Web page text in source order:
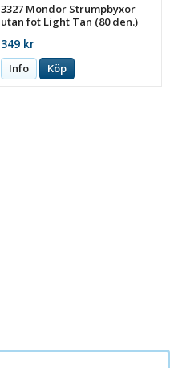
3327 Mondor Strumpbyxor
utan fot Light Tan (80 den.)
349 kr
Info Köp